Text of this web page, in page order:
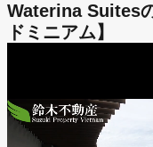
Waterina Suites
ドミニアム】